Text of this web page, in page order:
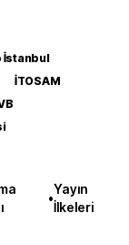
İstanbul
İTOSAM
•
Yayın
İlkeleri